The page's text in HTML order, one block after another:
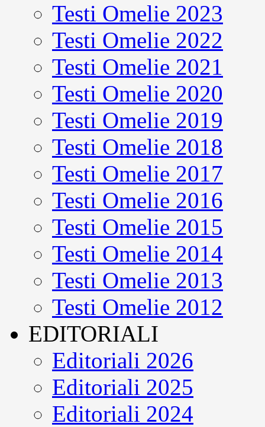
Testi Omelie 2023
Testi Omelie 2022
Testi Omelie 2021
Testi Omelie 2020
Testi Omelie 2019
Testi Omelie 2018
Testi Omelie 2017
Testi Omelie 2016
Testi Omelie 2015
Testi Omelie 2014
Testi Omelie 2013
Testi Omelie 2012
EDITORIALI
Editoriali 2026
Editoriali 2025
Editoriali 2024